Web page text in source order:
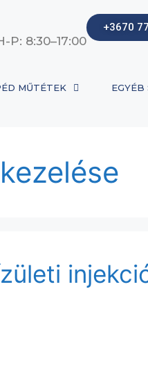
P: 8:30–17:00
+3670
MŰTÉTEK